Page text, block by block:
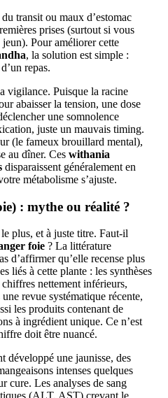
transit ou maux d’estomac
prises (surtout si vous
Pour améliorer cette
, la solution est simple :
repas.
vigilance. Puisque la racine
abaisser la tension, une dose
une somnolence
juste un mauvais timing.
(le fameux brouillard mental),
au dîner. Ces withania
disparaissent généralement en
métabolisme s’ajuste.
: mythe ou réalité ?
plus, et à juste titre. Faut-il
foie ? La littérature
d’affirmer qu’elle recense plus
liés à cette plante : les synthèses
nettement inférieurs,
revue systématique récente,
les produits contenant de
à ingrédient unique. Ce n’est
doit être nuancé.
développé une jaunisse, des
intenses quelques
cure. Les analyses de sang